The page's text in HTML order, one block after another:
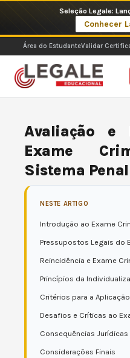
o
conteúdo
Seleção Legale:
Conhecer
Área do EstudanteValidar
Avaliação e
Exame
Sistema Penal
NESTE ARTIGO
Introdução ao Exame
Pressupostos Legais do
Reincidência e Exame
Princípios da
Critérios para a
Desafios e Críticas ao
Consequências
Considerações Finais